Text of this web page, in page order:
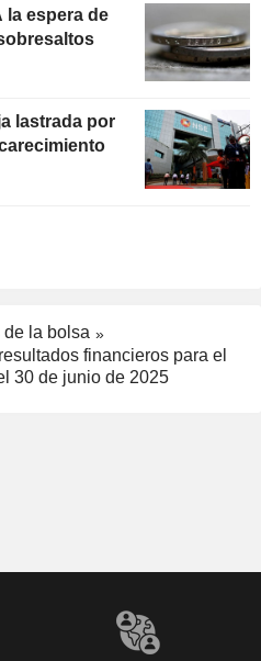
la espera de
lastrada por
de la bolsa
financieros para el
30 de junio de 2025